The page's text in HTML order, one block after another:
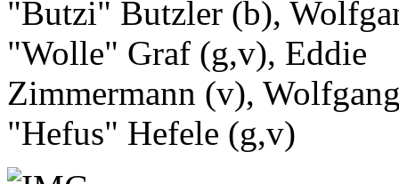
"Butzi" Butzler (b),
"Wolle" Graf (g,v), Eddie
Zimmermann (v),
"Hefus" Hefele (g,v)